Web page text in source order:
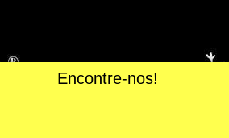
Encontre-nos!